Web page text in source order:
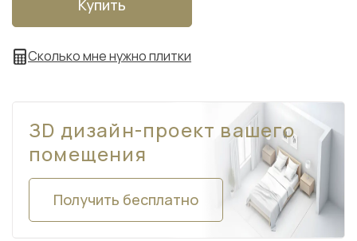
Купить
Сколько мне нужно плитки
ЗD дизайн-проект вашего
помещения
Получить бесплатно